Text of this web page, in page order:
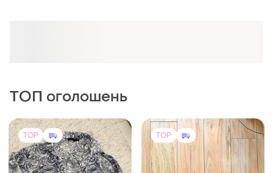
ТОП оголошень
TOP TOP